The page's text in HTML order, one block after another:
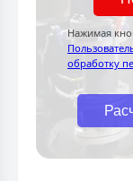
Нажимая
обработку